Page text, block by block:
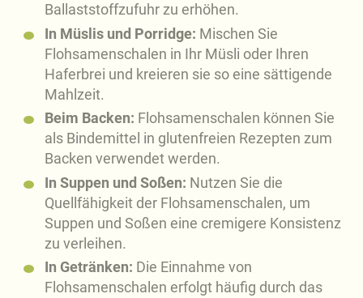
Ballaststoffzufuhr zu erhöhen.
In Müslis und Porridge: Mischen Sie
Flohsamenschalen in Ihr Müsli oder Ihren
Haferbrei und kreieren sie so eine sättigende
Mahlzeit.
Beim Backen: Flohsamenschalen können Sie
als Bindemittel in glutenfreien Rezepten zum
Backen verwendet werden.
In Suppen und Soßen: Nutzen Sie die
Quellfähigkeit der Flohsamenschalen, um
Suppen und Soßen eine cremigere Konsistenz
zu verleihen.
In Getränken: Die Einnahme von
Flohsamenschalen erfolgt häufig durch das